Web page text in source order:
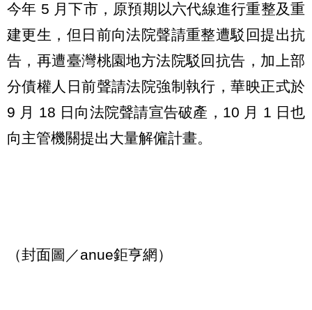
今年 5 月下市，原預期以六代線進行重整及重
建更生，但日前向法院聲請重整遭駁回提出抗
告，再遭臺灣桃園地方法院駁回抗告，加上部
分債權人日前聲請法院強制執行，華映正式於
9 月 18 日向法院聲請宣告破產，10 月 1 日也
向主管機關提出大量解僱計畫。
（封面圖／anue鉅亨網）